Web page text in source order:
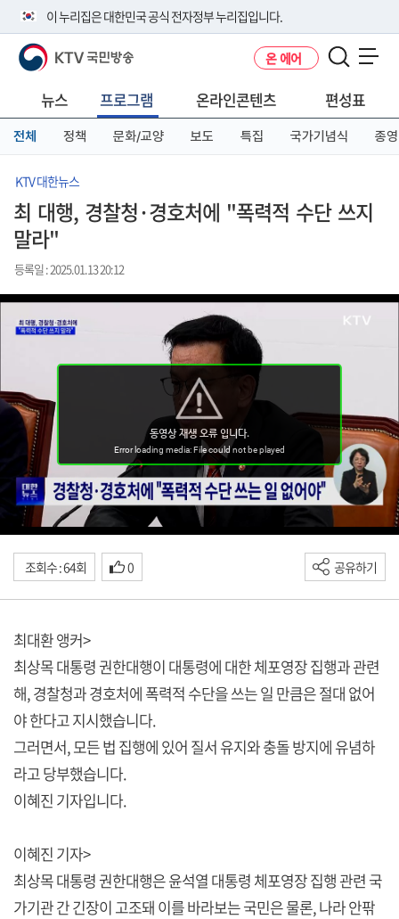
이 누리집은 대한민국 공식 전자정부 누리집입니다.
공식 누리집 주소 확인하기
니다.
이밖에 or.kr 또는 .kr등 다른 도메인 주소를 사용하고 있다면 아래 URL에
서 도메인 주소를 확인해 보세요
KTV 국민방송 온 에어
뉴스 프로그램 온라인콘텐츠 편성표
전체 정책 문화/교양 보도 특집 국가기념식 종영
KTV 대한뉴스
최 대행, 경찰청·경호처에 "폭력적 수단 쓰지
말라"
등록일 : 2025.01.13 20:12
조회수 : 64회 0 공유하기
최대환 앵커>
최상목 대통령 권한대행이 대통령에 대한 체포영장 집행과 관련
해, 경찰청과 경호처에 폭력적 수단을 쓰는 일 만큼은 절대 없어
야 한다고 지시했습니다.
그러면서, 모든 법 집행에 있어 질서 유지와 충돌 방지에 유념하
라고 당부했습니다.
이혜진 기자입니다.
이혜진 기자>
최상목 대통령 권한대행은 윤석열 대통령 체포영장 집행 관련 국
가기관 간 긴장이 고조돼 이를 바라보는 국민은 물론, 나라 안팎